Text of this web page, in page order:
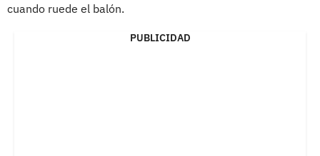
cuando ruede el balón.
PUBLICIDAD